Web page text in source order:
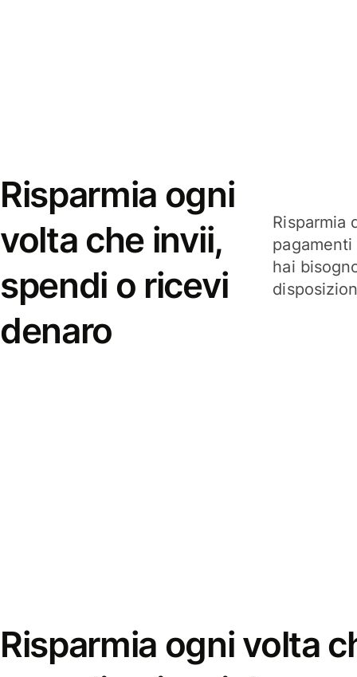
Risparmia ogni
volta che invii,
spendi o ricevi
denaro
Risparmia
hai
Risparmia ogni volta